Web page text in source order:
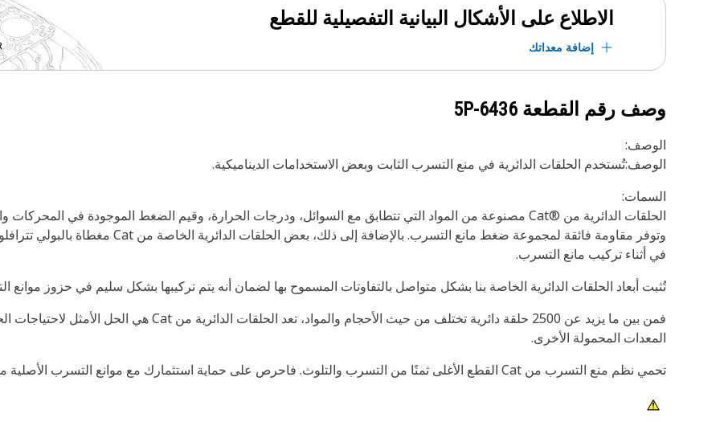
الاطلاع على الأشكال البيانية التفصيلية للقطع
إضافة معداتك
وصف رقم القطعة 5P-6436
الوصف:
الوصف:تُستخدم الحلقات الدائرية في منع التسرب الثابت وبعض الاستخدامات الديناميكية.
السمات:
في أثناء تركيب مانع التسرب.
تُثبت أبعاد الحلقات الدائرية الخاصة بنا بشكل متواصل بالتفاوتات المسموح بها لضمان أنه يتم تركيبها بشكل سليم في حزوز
المعدات المحمولة الأخرى.
تحمي نظم منع التسرب من Cat القطع الأغلى ثمنًا من التسرب والتلوث. فاحرص على حماية استثمارك مع موانع التسرب الأصلية من Cat.